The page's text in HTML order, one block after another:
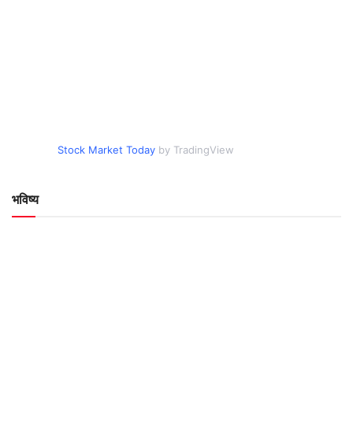
Stock Market Today by TradingView
भविष्य